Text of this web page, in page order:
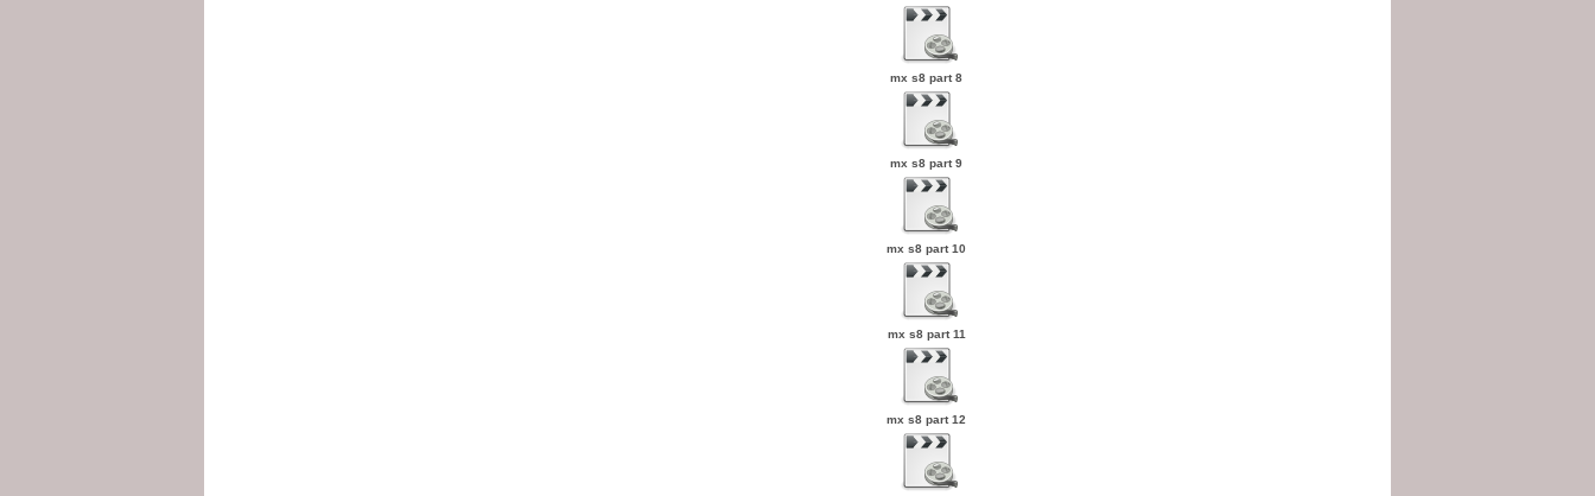
mx s8 part 8
mx s8 part 9
mx s8 part 10
mx s8 part 11
mx s8 part 12